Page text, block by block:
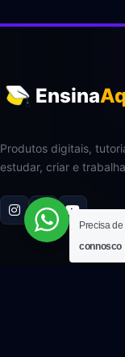
Ensina
Produtos digitais,
estudar, criar e
Precisa
connosco